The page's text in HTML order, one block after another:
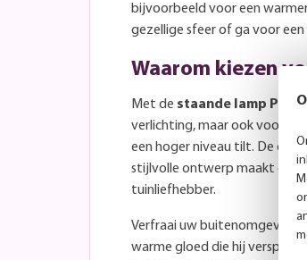
bijvoorbeeld voor een
gezellige sfeer of ga voor
Waarom kiezen
Met de staande lamp Patio
verlichting, maar ook voor
een hoger niveau tilt. De
stijlvolle ontwerp maakt
tuinliefhebber.
Verfraai uw buitenomgeving
warme gloed die hij